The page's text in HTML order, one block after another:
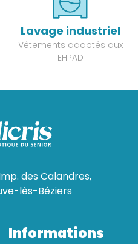
Lavage industriel
Vêtements adaptés aux
EHPAD
des Calandres,
lès-Béziers
Informations